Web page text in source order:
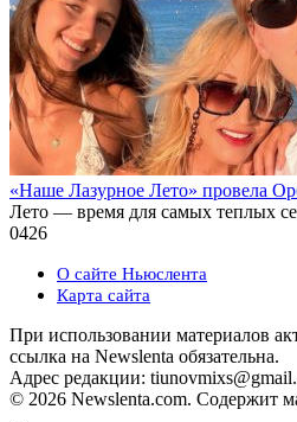
«Наше Лазурное Лето» провела
Лето — время для самых теплых
0426
О сайте Ньюслента
Карта сайта
При использовании материалов
ссылка на Newslenta обязательна.
Адрес редакции:
© 2026 Newslenta.com. Содержит